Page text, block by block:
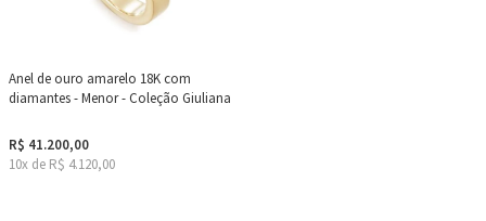
Anel de ouro amarelo 18K com
diamantes - Menor - Coleção Giuliana
R$ 41.200,00
10x de R$ 4.120,00